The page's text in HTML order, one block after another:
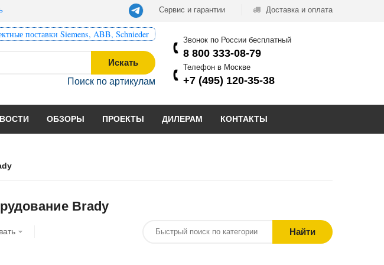
Сервис и гарантии Доставка и оплата
поставки Siemens, ABB, Schnieder
Искать
Поиск по артикулам
Звонок по России бесплатный
8 800 333-08-79
Телефон в Москве
+7 (495) 120-35-38
ОБЗОРЫ ПРОЕКТЫ ДИЛЕРАМ КОНТАКТЫ
Brady
Найти